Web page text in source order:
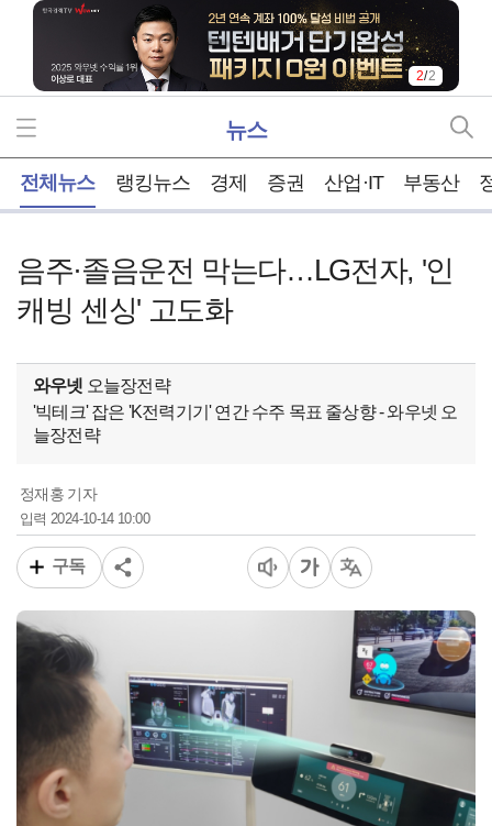
2/2
뉴스
전체뉴스 랭킹뉴스 경제 증권 산업·IT 부동산
음주·졸음운전 막는다…LG전자, '인
캐빙 센싱' 고도화
와우넷 오늘장전략
'빅테크' 잡은 'K전력기기' 연간 수주 목표 줄상향 - 와우넷 오
늘장전략
정재홍 기자
입력 2024-10-14 10:00
구독